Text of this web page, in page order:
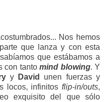
Nos hemos
que lanza y con esta
que estábamos a
con tantomind blowing. Y
y David
unen fuerzas y
locos, infinitos flip-in/outs,
exquisito del que sólo